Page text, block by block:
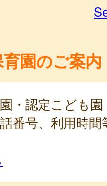
園のご案内
・認定こども
番号、利用時間